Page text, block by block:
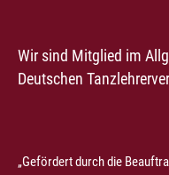
Wir sind Mitglied im
Deutschen
„Gefördert durch die